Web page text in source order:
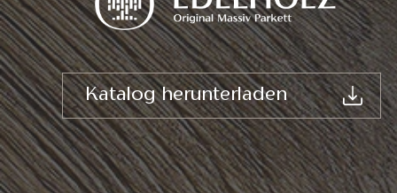
Katalog herunterladen